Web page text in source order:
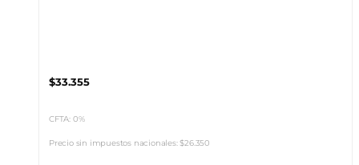
$33.355
CFTA: 0%
Precio sin impuestos nacionales:$26.350